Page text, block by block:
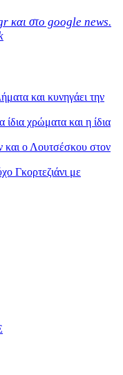
και στο google news.
και κυνηγάει την
ίδια χρώματα και η ίδια
και ο Λουτσέσκου στον
Γκορτεζιάνι με